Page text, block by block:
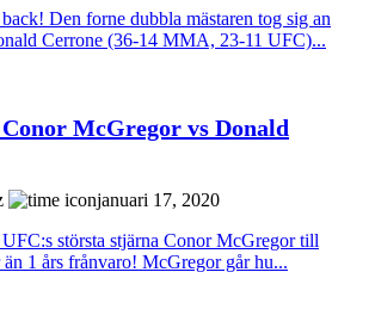
Den forne dubbla mästaren tog sig an
Cerrone (36-14 MMA, 23-11 UFC)...
McGregor vs Donald
januari 17, 2020
största stjärna Conor McGregor till
1 års frånvaro! McGregor går hu...